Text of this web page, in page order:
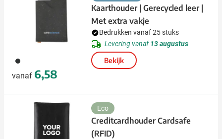
001
vanaf 6,58
Kaarthouder | Gerecycled leer |
Met extra vakje
Bedrukken vanaf 25 stuks
Levering vanaf13 augustus
Bekijk
Eco
Creditcardhouder Cardsafe
(RFID)